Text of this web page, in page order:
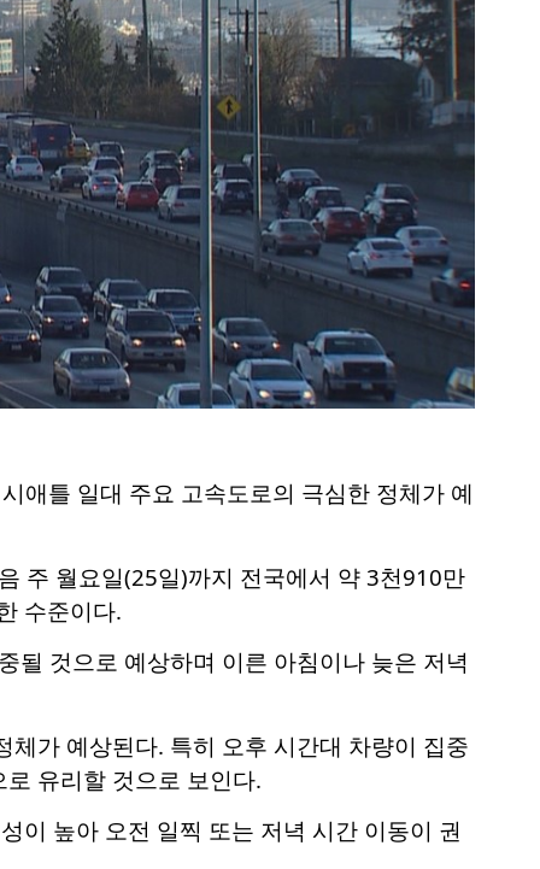
애틀 일대 주요 고속도로의 극심한 정체가 예
주 월요일(25일)까지 전국에서 약 3천910만
수준이다.
될 것으로 예상하며 이른 아침이나 늦은 저녁
가 예상된다. 특히 오후 시간대 차량이 집중
유리할 것으로 보인다.
이 높아 오전 일찍 또는 저녁 시간 이동이 권